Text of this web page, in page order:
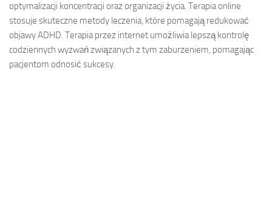
optymalizacji koncentracji oraz organizacji życia. Terapia online
stosuje skuteczne metody leczenia, które pomagają redukować
objawy ADHD. Terapia przez internet umożliwia lepszą kontrolę
codziennych wyzwań związanych z tym zaburzeniem, pomagając
pacjentom odnosić sukcesy.